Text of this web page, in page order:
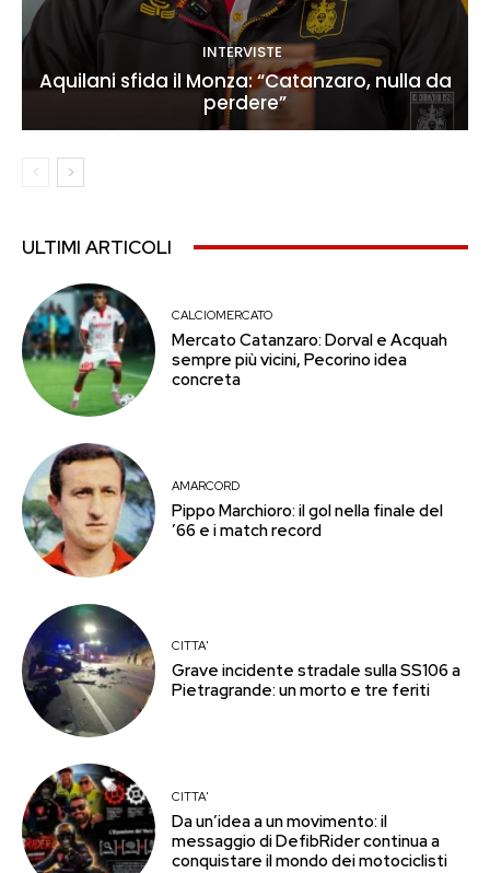
INTERVISTE
Aquilani sfida il Monza: “Catanzaro, nulla da
perdere”
ULTIMI ARTICOLI
CALCIOMERCATO
Mercato Catanzaro: Dorval e Acquah
sempre più vicini, Pecorino idea
concreta
AMARCORD
Pippo Marchioro: il gol nella finale del
’66 e i match record
CITTA'
Grave incidente stradale sulla SS106 a
Pietragrande: un morto e tre feriti
CITTA'
Da un’idea a un movimento: il
messaggio di DefibRider continua a
conquistare il mondo dei motociclisti